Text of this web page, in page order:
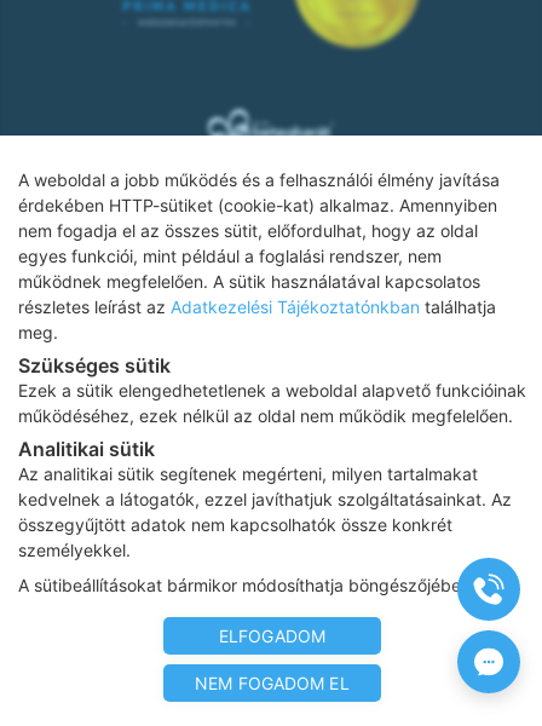
A weboldal a jobb működés és a felhasználói élmény javítása
érdekében HTTP-sütiket (cookie-kat) alkalmaz. Amennyiben
nem fogadja el az összes sütit, előfordulhat, hogy az oldal
egyes funkciói, mint például a foglalási rendszer, nem
működnek megfelelően. A sütik használatával kapcsolatos
részletes leírást az Adatkezelési Tájékoztatónkban találhatja
meg.
Szükséges sütik
Ezek a sütik elengedhetetlenek a weboldal alapvető funkcióinak
működéséhez, ezek nélkül az oldal nem működik megfelelően.
Analitikai sütik
Az analitikai sütik segítenek megérteni, milyen tartalmakat
kedvelnek a látogatók, ezzel javíthatjuk szolgáltatásainkat. Az
összegyűjtött adatok nem kapcsolhatók össze konkrét
személyekkel.
A sütibeállításokat bármikor módosíthatja böngészőjében.
ELFOGADOM
NEM FOGADOM EL
Adatkezelési tájékoztató
Impresszum
Karrier
Az oldalon feltüntetett árak az ÁFÁ-t tartalmazzák!
A képek a Shutterstock.com és a Canva.com
licence alapján
kerültek felhasználásra.
Copyright 2026 ©
Prima Medica Egészségközpontok
. Minden jog
Designed by www.free-dimension.hu , Programed by Appon &
György Nándor